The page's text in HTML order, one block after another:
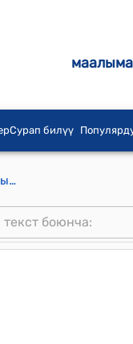
Сурап билүү
КР Өкмөтүнүн 2013-жылдын 18-октябрындагы № 560 (Кыргыз Республикасынын Өкмөтүнүн бул токтому кызматтык пайдалануу документи болуп саналат) токтому